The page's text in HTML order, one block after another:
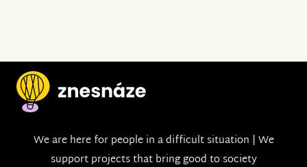
We are here for people in a difficult situation | We
support projects that bring good to society